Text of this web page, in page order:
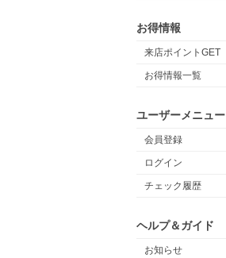
お得情報
来店ポイントGET
お得情報一覧
ユーザーメニュー
会員登録
ログイン
チェック履歴
ヘルプ＆ガイド
お知らせ